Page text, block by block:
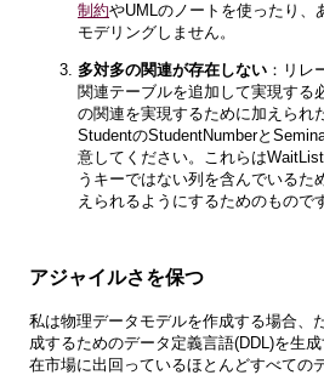
制約やUMLのノートを使ったり、
モデリングしません。
多対多の関連が存在しない ：リレ
関連テーブルを追加して実現する
の関連を実現するために加えられ
StudentのStudentNumberと
意してください。これらは
うキーではない列を含んでいる
えられるようにするためのもの
アジャイルさを保つ
私は物理データモデルを作成する場合、
成するためのデータ定義言語(DDL)を生
在市場に出回っているほとんどすべての